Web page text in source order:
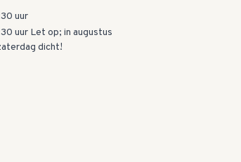
uur
uur Let op; in augustus
dicht!